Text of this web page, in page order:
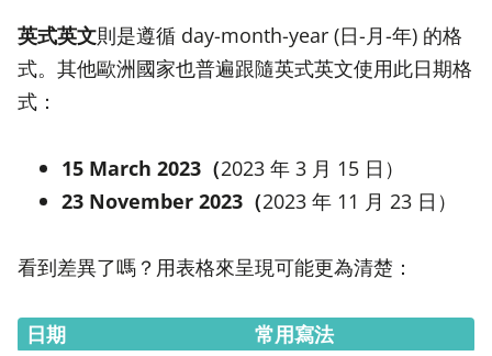
英式英文則是遵循 day-month-year (日-月-年) 的格
式。其他歐洲國家也普遍跟隨英式英文使用此日期格
式：
15 March 2023（2023 年 3 月 15 日）
23 November 2023（2023 年 11 月 23 日）
看到差異了嗎？用表格來呈現可能更為清楚：
日期
常用寫法